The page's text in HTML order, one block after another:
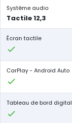
Système audio
Tactile 12,3
Écran tactile
CarPlay - Android Auto
Tableau de bord digital